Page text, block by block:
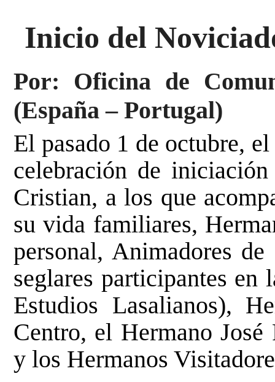
Inicio del
Por: Oficina de
(España – Portugal)
El pasado 1 de octubre,
celebración de
Cristian, a los que
su vida familiares,
personal, Animadores
seglares participantes
Estudios Lasalianos),
Centro, el Hermano
y los Hermanos